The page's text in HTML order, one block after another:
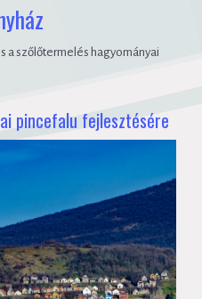
a szőlőtermelés hagyományai
pincefalu fejlesztésére